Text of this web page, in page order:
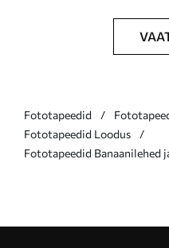
Fototapeedid
Fototapeedid Loodus
Fototapeedid Banaanilehed